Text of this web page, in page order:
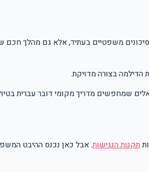
משפטיים בעתיד, אלא גם מהלך חכם
בצורה מדויקת.
שמחפשים מדריך מקומי דובר עברית
תקנות הנגישות. אבל כאן נכנס ההיבט